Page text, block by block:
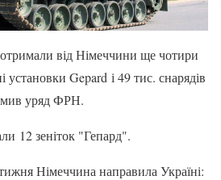
від Німеччини ще чотири
установки Gepard і 49 тис. снарядів
уряд ФРН.
12 зеніток "Гепард".
Німеччина направила Україні: